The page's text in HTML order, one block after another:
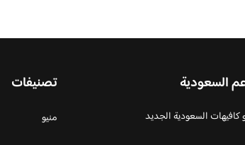
السعودية
السعودية الجديد
تصنيفات
منيو